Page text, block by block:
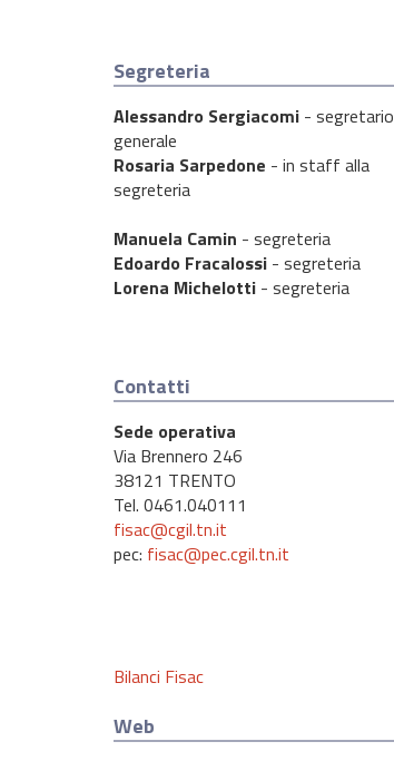
Segreteria
Alessandro Sergiacomi - segretario
generale
Rosaria Sarpedone - in staff alla
segreteria
Manuela Camin - segreteria
Edoardo Fracalossi - segreteria
Lorena Michelotti - segreteria
Contatti
Sede operativa
Via Brennero 246
38121 TRENTO
Tel. 0461.040111
fisac@cgil.tn.it
pec: fisac@pec.cgil.tn.it
Bilanci Fisac
Web